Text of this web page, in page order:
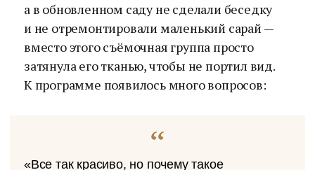
а в обновленном саду не сделали беседку
и не отремонтировали маленький сарай —
вместо этого съёмочная группа просто
затянула его тканью, чтобы не портил вид.
К программе появилось много вопросов:
«Все так красиво, но почему такое